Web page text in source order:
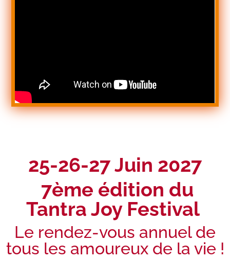
25-26-27 Juin 2027
7ème édition du
Tantra Joy Festival
Le rendez-vous annuel de
tous les amoureux de la vie !